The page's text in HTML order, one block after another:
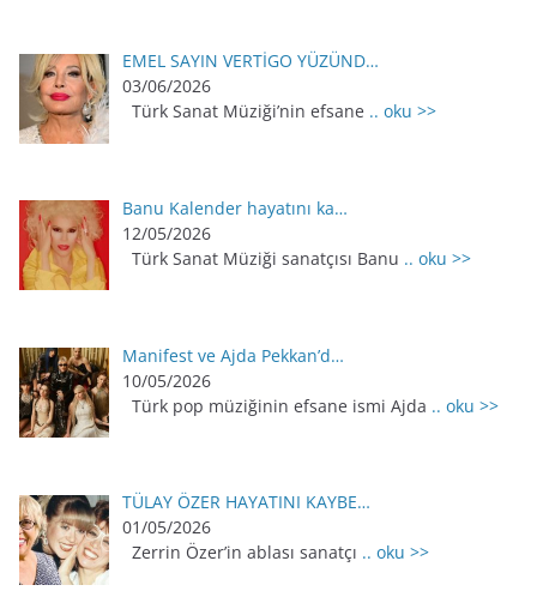
EMEL SAYIN VERTİGO YÜZÜND…
03/06/2026
Türk Sanat Müziği’nin efsane .. oku >>
Banu Kalender hayatını ka…
12/05/2026
Türk Sanat Müziği sanatçısı Banu .. oku >>
Manifest ve Ajda Pekkan’d…
10/05/2026
Türk pop müziğinin efsane ismi Ajda .. oku >>
TÜLAY ÖZER HAYATINI KAYBE…
01/05/2026
Zerrin Özer’in ablası sanatçı .. oku >>